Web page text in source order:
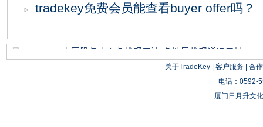
tradekey免费会员能查看buyer offer吗？
关于TradeKey| 客户服务| 合
电话：0592-
厦门日月升文